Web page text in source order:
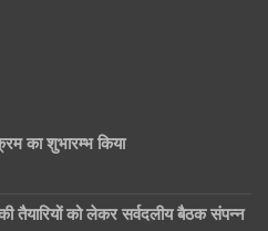
का शुभारम्भ किया
तैयारियों को लेकर सर्वदलीय बैठक संपन्न